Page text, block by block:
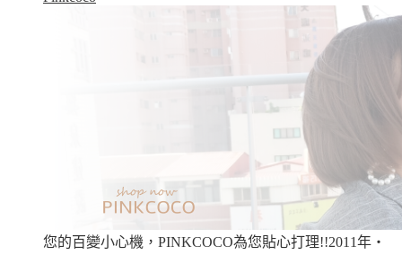
您的百變小心機，PINKCOCO為您貼心打理!!2011年‧